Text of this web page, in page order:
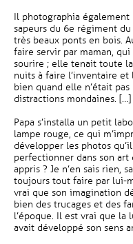
Il photographia également
sapeurs du 6e régiment
très beaux ponts en bois.
faire servir par maman,
sourire ; elle tenait toute
nuits à faire l’inventaire et
bien quand elle n’était
distractions mondaines. […]
Papa s’installa un petit
lampe rouge, ce qui
développer les photos
perfectionner dans son
appris ? Je n’en sais rien,
toujours tout faire par lui-
vrai que son imagination
bien des trucages et des
l’époque. Il est vrai que la
avait développé son sens